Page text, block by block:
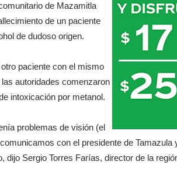
de Mazamitla
de un paciente
de dudoso origen.
paciente con el mismo
autoridades comenzaron
intoxicación por metanol.
problemas de visión (el
con el presidente de
dijo Sergio Torres Farías, director de la